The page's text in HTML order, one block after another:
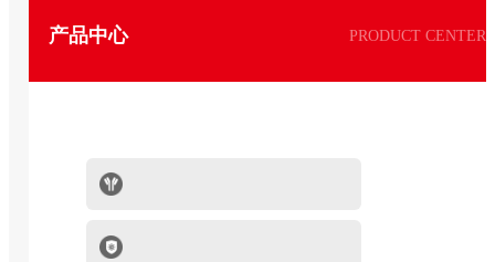
产品中心 PRODUCT CENTER